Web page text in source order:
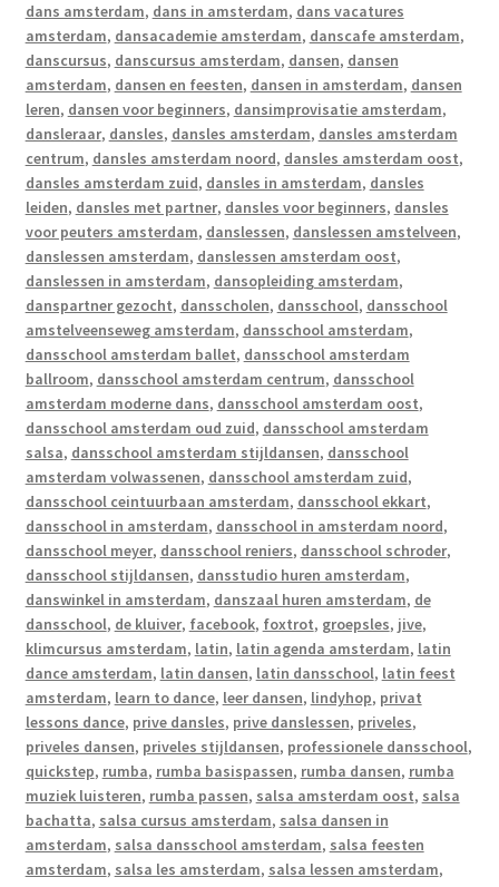
dans amsterdam, dans in amsterdam, dans vacatures
amsterdam, dansacademie amsterdam, danscafe amsterdam,
danscursus, danscursus amsterdam, dansen, dansen
amsterdam, dansen en feesten, dansen in amsterdam, dansen
leren, dansen voor beginners, dansimprovisatie amsterdam,
dansleraar, dansles, dansles amsterdam, dansles amsterdam
centrum, dansles amsterdam noord, dansles amsterdam oost,
dansles amsterdam zuid, dansles in amsterdam, dansles
leiden, dansles met partner, dansles voor beginners, dansles
voor peuters amsterdam, danslessen, danslessen amstelveen,
danslessen amsterdam, danslessen amsterdam oost,
danslessen in amsterdam, dansopleiding amsterdam,
danspartner gezocht, dansscholen, dansschool, dansschool
amstelveenseweg amsterdam, dansschool amsterdam,
dansschool amsterdam ballet, dansschool amsterdam
ballroom, dansschool amsterdam centrum, dansschool
amsterdam moderne dans, dansschool amsterdam oost,
dansschool amsterdam oud zuid, dansschool amsterdam
salsa, dansschool amsterdam stijldansen, dansschool
amsterdam volwassenen, dansschool amsterdam zuid,
dansschool ceintuurbaan amsterdam, dansschool ekkart,
dansschool in amsterdam, dansschool in amsterdam noord,
dansschool meyer, dansschool reniers, dansschool schroder,
dansschool stijldansen, dansstudio huren amsterdam,
danswinkel in amsterdam, danszaal huren amsterdam, de
dansschool, de kluiver, facebook, foxtrot, groepsles, jive,
klimcursus amsterdam, latin, latin agenda amsterdam, latin
dance amsterdam, latin dansen, latin dansschool, latin feest
amsterdam, learn to dance, leer dansen, lindyhop, privat
lessons dance, prive dansles, prive danslessen, priveles,
priveles dansen, priveles stijldansen, professionele dansschool,
quickstep, rumba, rumba basispassen, rumba dansen, rumba
muziek luisteren, rumba passen, salsa amsterdam oost, salsa
bachatta, salsa cursus amsterdam, salsa dansen in
amsterdam, salsa dansschool amsterdam, salsa feesten
amsterdam, salsa les amsterdam, salsa lessen amsterdam,